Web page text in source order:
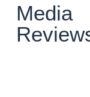
Media